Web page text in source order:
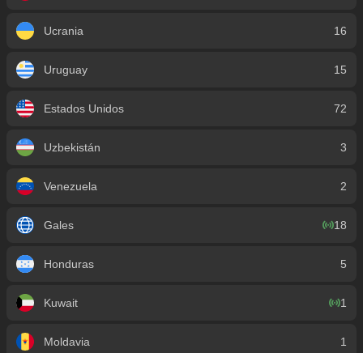
Ucrania 16
Uruguay 15
Estados Unidos 72
Uzbekistán 3
Venezuela 2
Gales 18
Honduras 5
Kuwait 1
Moldavia 1